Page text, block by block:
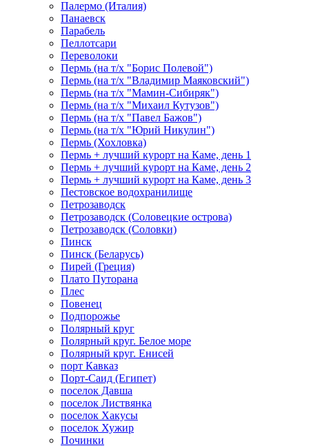
Палермо (Италия)
Панаевск
Парабель
Пеллотсари
Переволоки
Пермь (на т/х "Борис Полевой")
Пермь (на т/х "Владимир Маяковский")
Пермь (на т/х "Мамин-Сибиряк")
Пермь (на т/х "Михаил Кутузов")
Пермь (на т/х "Павел Бажов")
Пермь (на т/х "Юрий Никулин")
Пермь (Хохловка)
Пермь + лучший курорт на Каме, день 1
Пермь + лучший курорт на Каме, день 2
Пермь + лучший курорт на Каме, день 3
Пестовское водохранилище
Петрозаводск
Петрозаводск (Соловецкие острова)
Петрозаводск (Соловки)
Пинск
Пинск (Беларусь)
Пирей (Греция)
Плато Путорана
Плес
Повенец
Подпорожье
Полярный круг
Полярный круг. Белое море
Полярный круг. Енисей
порт Кавказ
Порт-Саид (Египет)
поселок Давша
поселок Листвянка
поселок Хакусы
поселок Хужир
Починки